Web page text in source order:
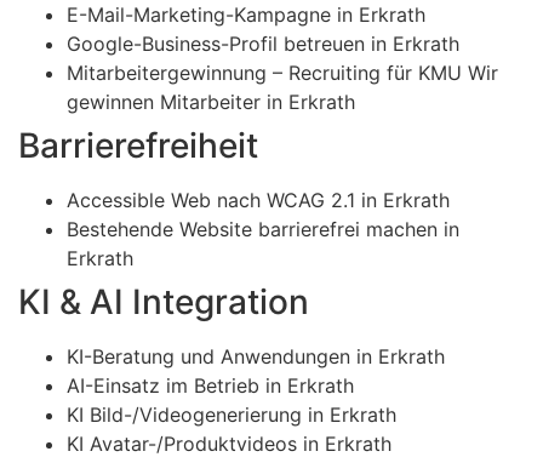
E-Mail-Marketing-Kampagne in Erkrath
Google-Business-Profil betreuen in Erkrath
Mitarbeitergewinnung – Recruiting für KMU Wir
gewinnen Mitarbeiter in Erkrath
Barrierefreiheit
Accessible Web nach WCAG 2.1 in Erkrath
Bestehende Website barrierefrei machen in
Erkrath
KI & AI Integration
KI-Beratung und Anwendungen in Erkrath
AI-Einsatz im Betrieb in Erkrath
KI Bild-/Videogenerierung in Erkrath
KI Avatar-/Produktvideos in Erkrath